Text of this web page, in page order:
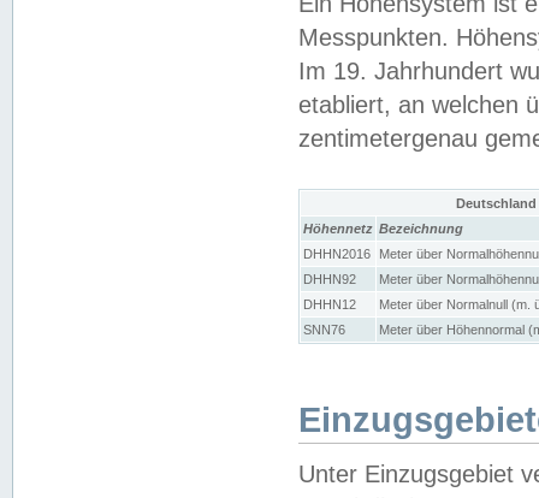
Messpunkten.
Im 19. Jahrhundert
etabliert, an welchen
zentimetergenau
Höhennetz Bezeichnung
DHHN2016
Meter über
DHHN92
Meter über
DHHN12
Meter über Normalnull (m.
SNN76
Meter über Höhennormal
Unter Einzugsgebiet